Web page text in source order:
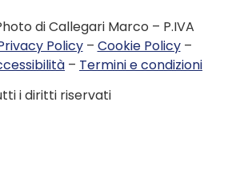
di Callegari Marco – P.IVA
Policy– Cookie Policy–
– Termini e condizioni
i diritti riservati